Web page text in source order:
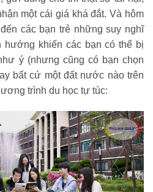
một cái giá khá đắt. Và hôm
các bạn trẻ những suy nghĩ
hướng khiến các bạn có thể bị
ý (nhưng cũng có bạn chọn
bất cứ một đất nước nào trên
trình du học tự túc: